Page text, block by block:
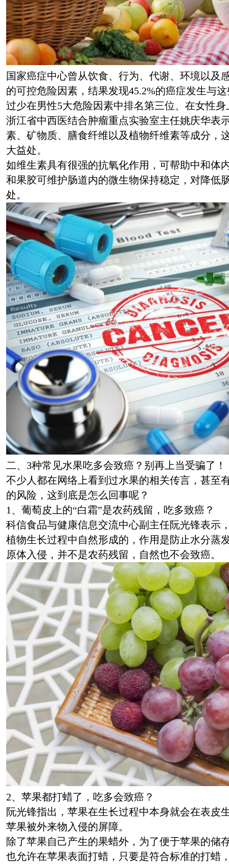
国家癌症中心曾从饮食、行为、代谢、环境以及
的可控危险因素，结果发现45.2%的癌症发生与
过少在男性5大危险因素中排名第三位、在女性
浙江省中西医结合肿瘤重点实验室主任姚庆华表
素、矿物质、膳食纤维以及植物纤维素等成分，
大益处。
如维生素具有很强的抗氧化作用，可帮助中和体
和果胶可维护肠道内的微生物保持稳定，对降低
处。
二、3种常见水果吃多会致癌？别再上当受骗了！
不少人都在网络上看到过水果的相关传言，甚至
的风险，这到底是怎么回事呢？
1、葡萄皮上的“白霜”是农药残留，吃多致癌？
科信食品与健康信息交流中心副主任阮光锋表示
植物生长过程中自然形成的，作用是防止水分蒸
原体入侵，并不是农药残留，自然也不会致癌。
2、苹果都打蜡了，吃多会致癌？
阮光锋指出，苹果在生长过程中本身就会在表皮
苹果被外来物入侵的屏障。
除了苹果自己产生的果蜡外，为了便于苹果的储
也允许在苹果表面打蜡，只要是符合标准的打蜡